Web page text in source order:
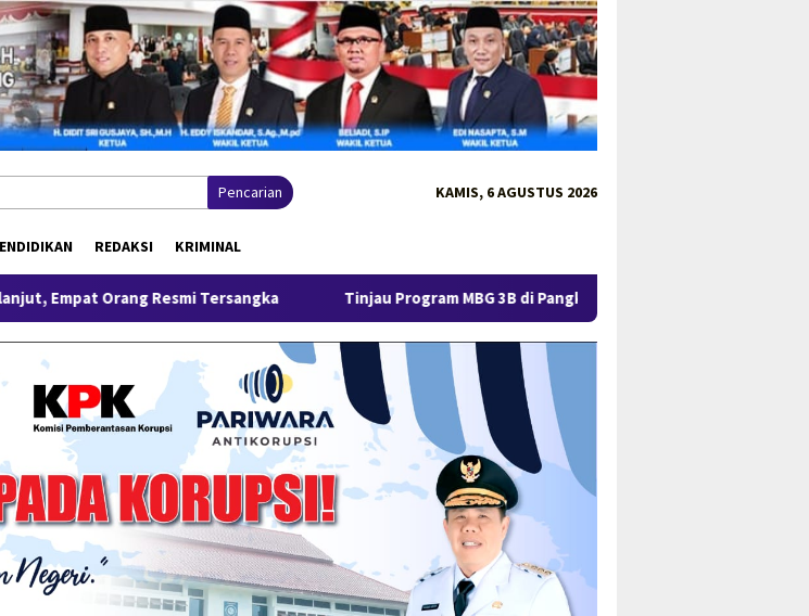
Pencarian KAMIS, 6 AGUSTUS 2026
REDAKSI KRIMINAL
Resmi Tersangka Tinjau Program MBG 3B di Pangkalpinang, Gubernur Hidayat Tekankan Mutu